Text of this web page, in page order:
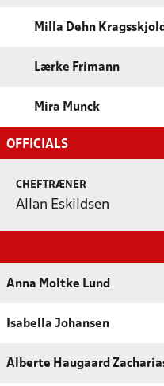
Milla Dehn Kragsskjold
Lærke Frimann
Mira Munck
OFFICIALS
CHEFTRÆNER
Allan Eskildsen
Anna Moltke Lund
Isabella Johansen
Alberte Haugaard